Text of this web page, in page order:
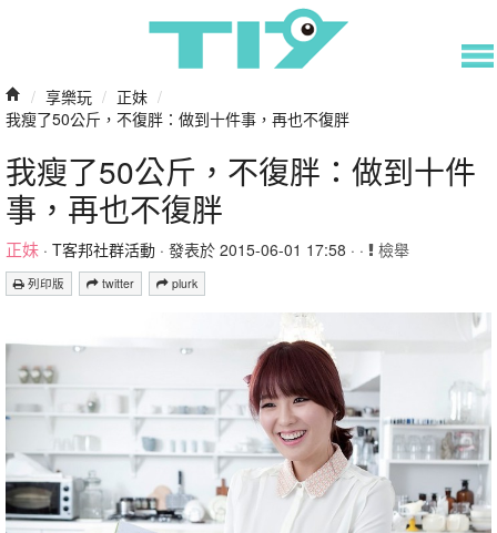
/ 享樂玩 / 正妹 /
我瘦了50公斤，不復胖：做到十件事，再也不復胖
我瘦了50公斤，不復胖：做到十件
事，再也不復胖
正妹 · T客邦社群活動 · 發表於 2015-06-01 17:58 · · 檢舉
列印版 twitter plurk